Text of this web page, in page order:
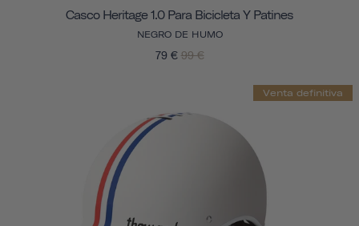
Casco Heritage 1.0 Para Bicicleta Y Patines
NEGRO DE HUMO
79 € 99 €
Venta definitiva